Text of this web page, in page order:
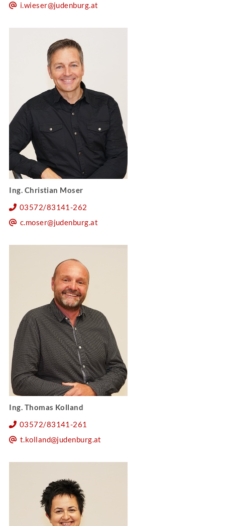
i.wieser@judenburg.at
Ing. Christian Moser
03572/83141-262
c.moser@judenburg.at
Ing. Thomas Kolland
03572/83141-261
t.kolland@judenburg.at